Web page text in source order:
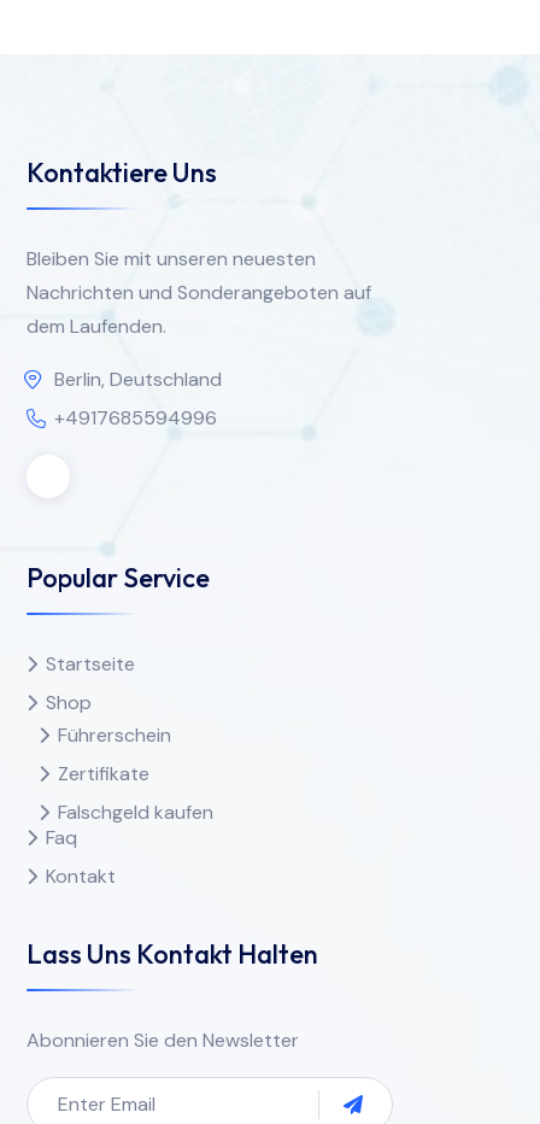
Kontaktiere Uns
Bleiben Sie mit unseren neuesten
Nachrichten und Sonderangeboten auf
dem Laufenden.
Berlin, Deutschland
+4917685594996
Popular Service
Startseite
Shop
Führerschein
Zertifikate
Falschgeld kaufen
Faq
Kontakt
Lass Uns Kontakt Halten
Abonnieren Sie den Newsletter